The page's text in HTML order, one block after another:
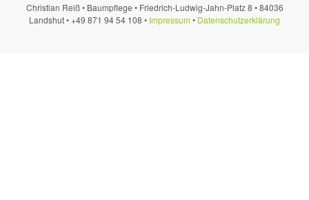
Christian Reiß • Baumpflege • Friedrich-Ludwig-Jahn-Platz 8 • 84036
Landshut • +49 871 94 54 108 • Impressum• Datenschutzerklärung